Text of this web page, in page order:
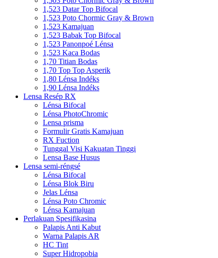
1,523 Datar Top Bifocal
1,523 Poto Chormic Gray & Brown
1,523 Kamajuan
1,523 Babak Top Bifocal
1,523 Panonpoé Lénsa
1,523 Kaca Bodas
1,70 Titian Bodas
1,70 Top Top Asperik
1,80 Lénsa Indéks
1,90 Lénsa Indéks
Lensa Resép RX
Lénsa Bifocal
Lénsa PhotoChromic
Lensa prisma
Formulir Gratis Kamajuan
RX Fuction
Tunggal Visi Kakuatan Tinggi
Lensa Base Husus
Lensa semi-réngsé
Lénsa Bifocal
Lénsa Blok Biru
Jelas Lénsa
Lénsa Poto Chromic
Lénsa Kamajuan
Perlakuan Spesifikasina
Palapis Anti Kabut
Warna Palapis AR
HC Tint
Super Hidropobia